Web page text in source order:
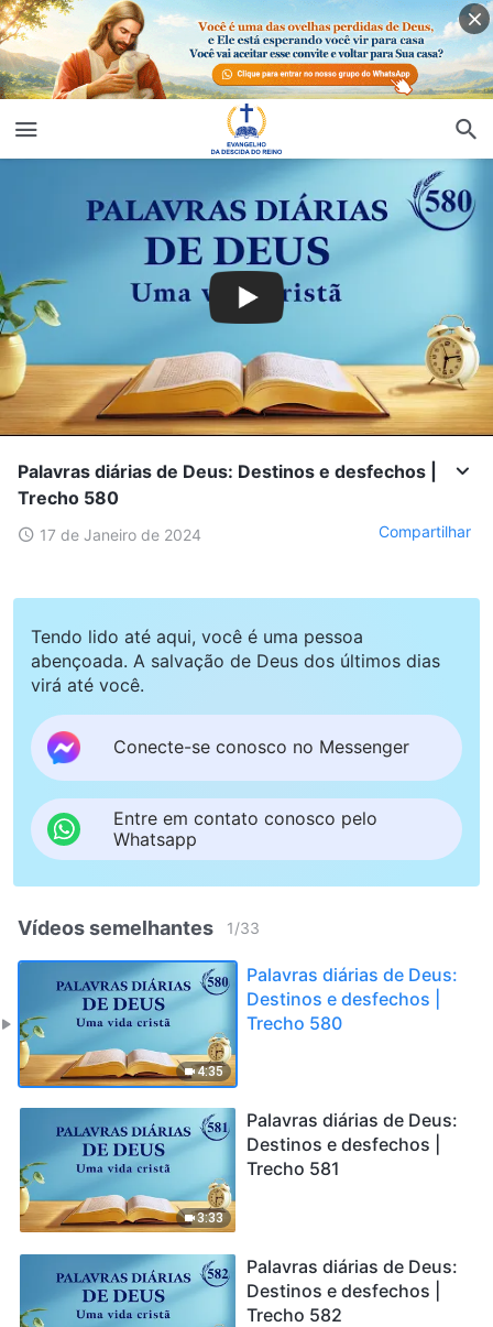
Palavras diárias de Deus: Destinos e desfechos |
Trecho 580
17 de Janeiro de 2024 Compartilhar
Tendo lido até aqui, você é uma pessoa
abençoada. A salvação de Deus dos últimos dias
virá até você.
Conecte-se conosco no Messenger
Entre em contato conosco pelo
Whatsapp
Vídeos semelhantes 1/33
4:35
Palavras diárias de Deus:
Destinos e desfechos |
Trecho 580
3:33
Palavras diárias de Deus:
Destinos e desfechos |
Trecho 581
Palavras diárias de Deus:
Destinos e desfechos |
Trecho 582